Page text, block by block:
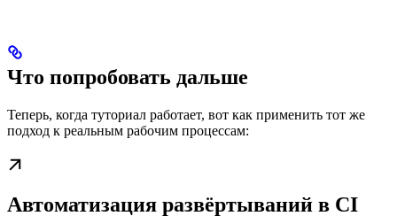
Что попробовать дальше
Теперь, когда туториал работает, вот как применить тот же
подход к реальным рабочим процессам:
Автоматизация развёртываний в CI